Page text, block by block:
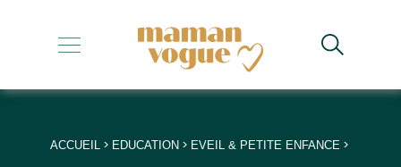
+
+
+
ACCUEIL> EDUCATION> EVEIL & PETITE ENFANCE>